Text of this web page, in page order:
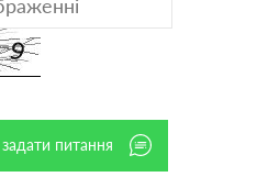
питання